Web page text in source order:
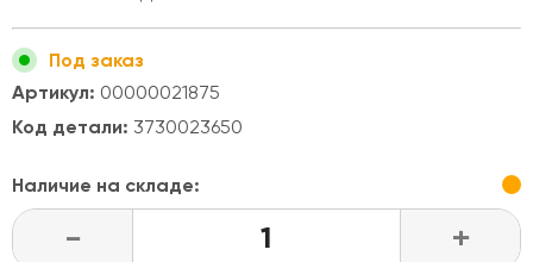
Под заказ
Артикул: 00000021875
Код детали: 3730023650
Наличие на складе:
- +